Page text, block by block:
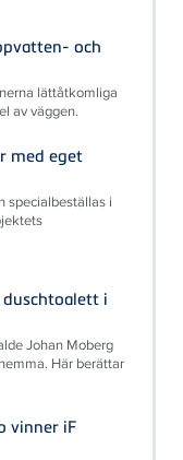
och
lättåtkomliga
av väggen.
med eget
specialbeställas i
duschtoalett i
Johan Moberg
Här berättar
vinner iF